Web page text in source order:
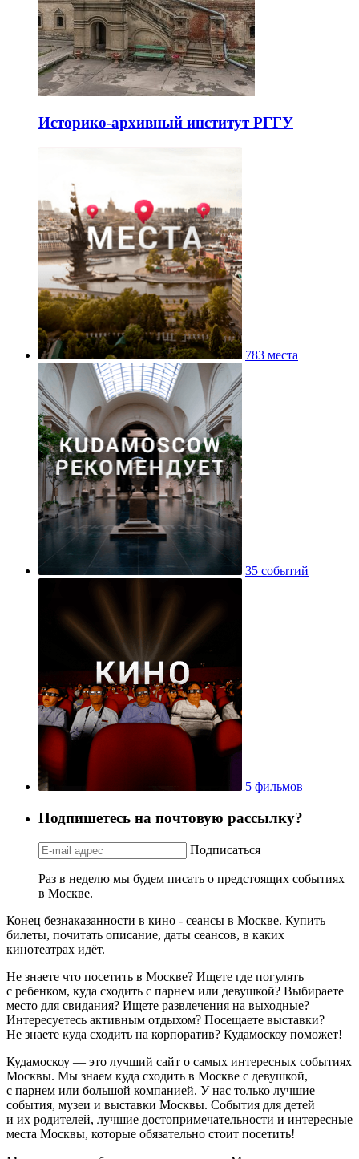
Историко-архивный институт РГГУ
783 места
35 событий
5 фильмов
Подпишетесь на почтовую рассылку?
Подписаться
Раз в неделю мы будем писать о предстоящих событиях
в Москве.
Конец безнаказанности в кино - сеансы в Москве. Купить
билеты, почитать описание, даты сеансов, в каких
кинотеатрах идёт.
Не знаете что посетить в Москве? Ищете где погулять
с ребенком, куда сходить с парнем или девушкой? Выбираете
место для свидания? Ищете развлечения на выходные?
Интересуетесь активным отдыхом? Посещаете выставки?
Не знаете куда сходить на корпоратив? Кудамоскоу поможет!
Кудамоскоу — это лучший сайт о самых интересных событиях
Москвы. Мы знаем куда сходить в Москве с девушкой,
с парнем или большой компанией. У нас только лучшие
события, музеи и выставки Москвы. События для детей
и их родителей, лучшие достопримечательности и интересные
места Москвы, которые обязательно стоит посетить!